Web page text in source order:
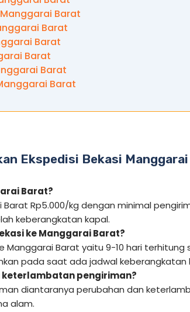
Barat
Barat
Barat
Barat
Barat
Barat
Ekspedisi Bekasi
Barat?
Rp5.000/kg dengan minimal
keberangkatan kapal.
ke Manggarai Barat?
Manggarai Barat yaitu 9-10 hari terhitung
pada saat ada jadwal keberangkatan
pengiriman?
diantaranya perubahan dan
alam.